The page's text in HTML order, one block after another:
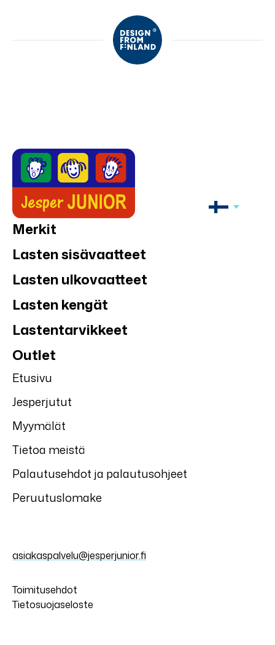
Merkit
Lasten sisävaatteet
Lasten ulkovaatteet
Lasten kengät
Lastentarvikkeet
Outlet
Etusivu
Jesperjutut
Myymälät
Tietoa meistä
Palautusehdot ja palautusohjeet
Peruutuslomake
asiakaspalvelu@jesperjunior.fi
Toimitusehdot
Tietosuojaseloste